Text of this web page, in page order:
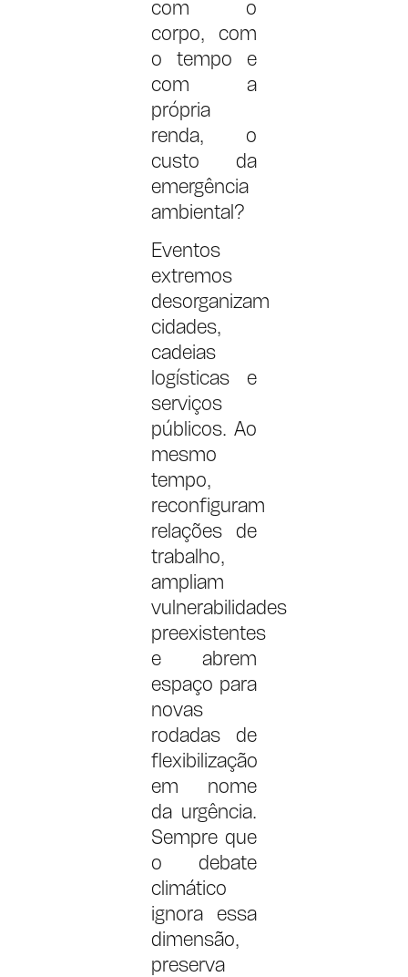
com o
corpo, com
o tempo e
com a
própria
renda, o
custo da
emergência
ambiental?
Eventos
extremos
desorganizam
cidades,
cadeias
logísticas e
serviços
públicos. Ao
mesmo
tempo,
reconfiguram
relações de
trabalho,
ampliam
vulnerabilidades
preexistentes
e abrem
espaço para
novas
rodadas de
flexibilização
em nome
da urgência.
Sempre que
o debate
climático
ignora essa
dimensão,
preserva